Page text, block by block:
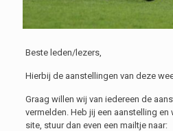
Beste leden/lezers,
Hierbij de aanstellingen van deze
Graag willen wij van iedereen de
vermelden. Heb jij een aanstelling
site, stuur dan even een mailtje naar: